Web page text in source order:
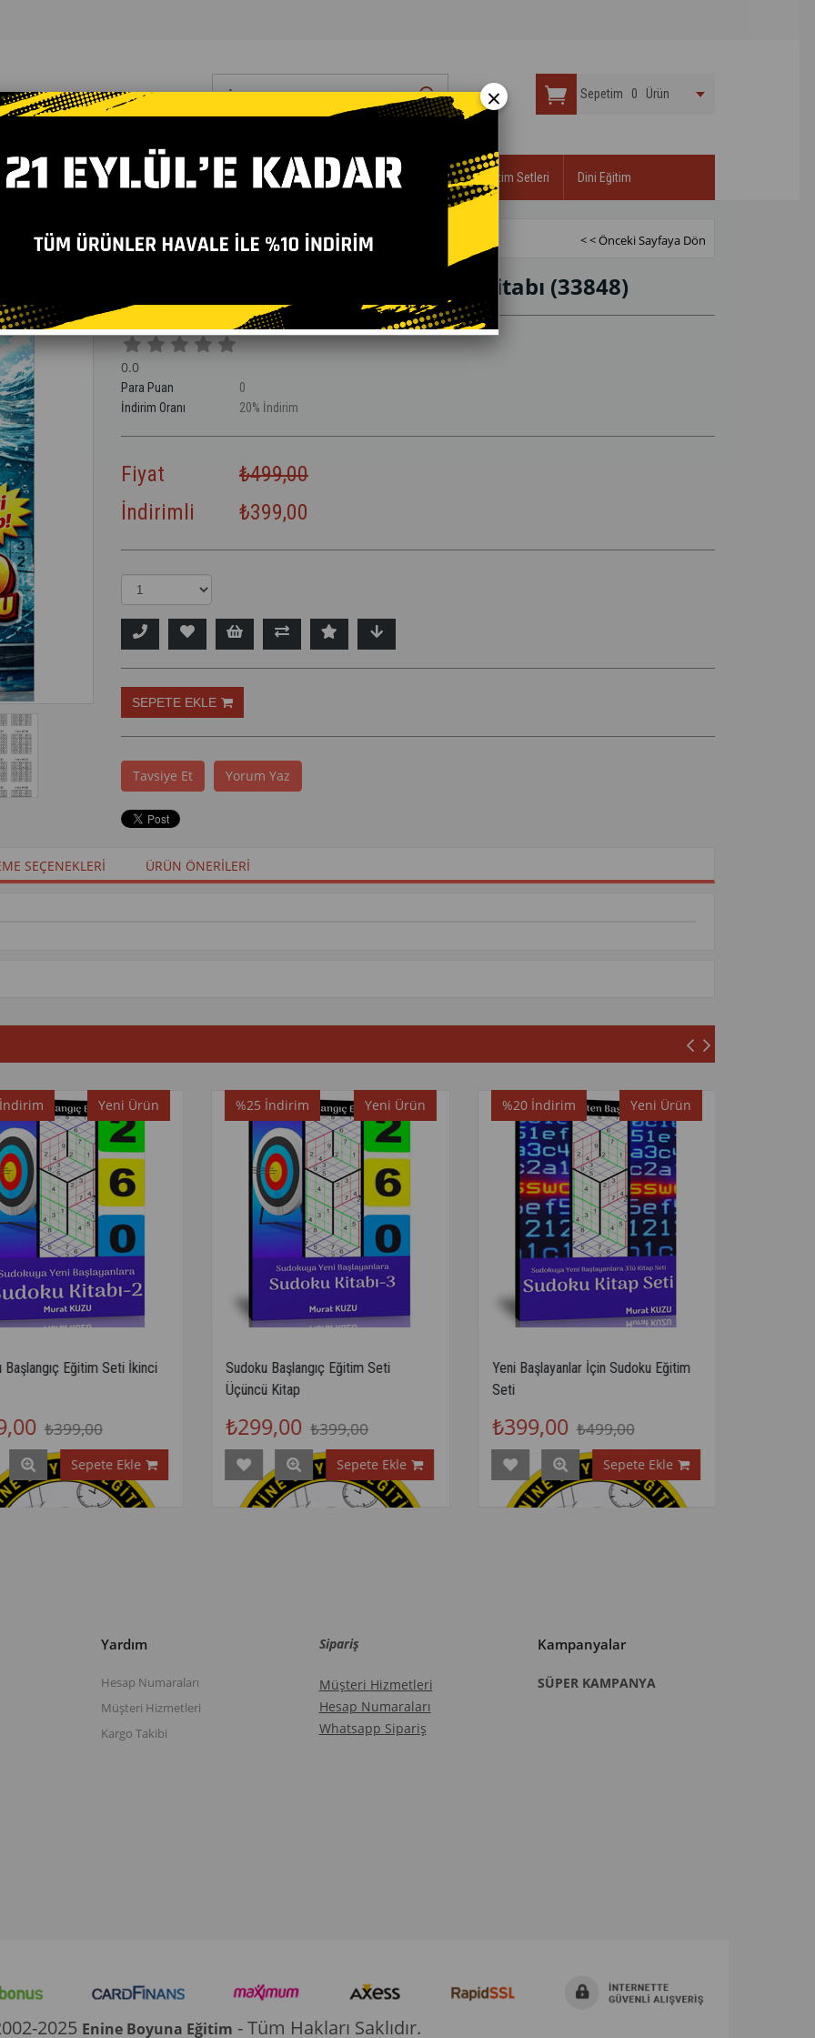
Sepetim 0 Ürün
Bilişim Yayınları Yabancı Dil Eğitim Setleri Yardımcı Kaynaklar Öğretici Eğitim Setleri Dini Eğitim
HERKES İÇIN ZOR – ÇOK ZOR SUDOKU KITABI < < Önceki Sayfaya Dön
Herkes İçin Zor – Çok Zor Sudoku Kitabı (33848)
0.0
Para Puan
0
İndirim Oranı
%
20 İndirim
Fiyat
₺499,00
İndirimli
₺399,00
Tavsiye Et Yorum Yaz
SEÇENEKLERI ÜRÜN ÖNERILERI
Başlangıç Eğitim Seti İkinci
₺399,00
Sepete Ekle
İndirim Yeni Ürün
Sudoku Başlangıç Eğitim Seti
Üçüncü Kitap
₺299,00 ₺399,00
Sepete Ekle
%25 İndirim Yeni Ürün
Yeni Başlayanlar İçin Sudoku Eğitim
Seti
₺399,00 ₺499,00
Sepete Ekle
%20 İndirim Yeni Ürün
Yardım
Hesap Numaraları
Müşteri Hizmetleri
Kargo Takibi
Sipariş
Müşteri Hizmetleri
Hesap Numaraları
Whatsapp Sipariş
Kampanyalar​​​​
SÜPER KAMPANYA
2025 Enine Boyuna Eğitim - Tüm Hakları Saklıdır.
×